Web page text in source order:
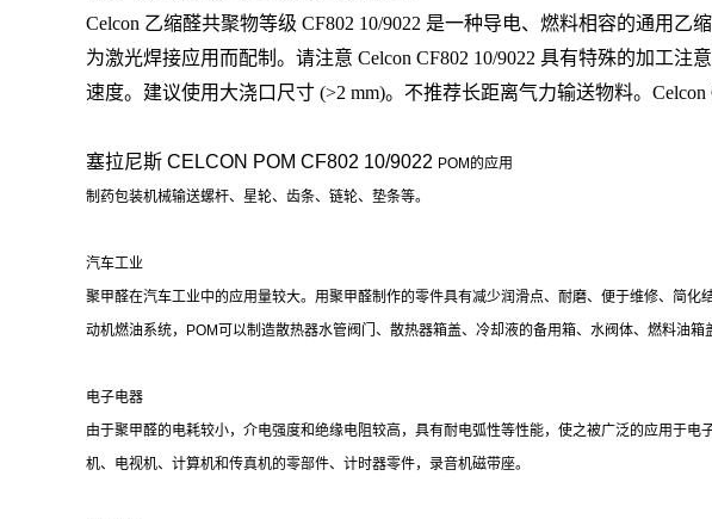
Celcon 乙缩醛共聚物等级 CF802 10/9022 是一种导电、燃料相容的通用乙
为激光焊接应用而配制。请注意 Celcon CF802 10/9022 具有特殊的加工
速度。建议使用大浇口尺寸 (>2 mm)。不推荐长距离气力输送物料。Celcon
塞拉尼斯 CELCON POM CF802 10/9022 POM的应用
制药包装机械输送螺杆、星轮、齿条、链轮、垫条等。
汽车工业
聚甲醛在汽车工业中的应用量较大。用聚甲醛制作的零件具有减少润滑点、耐磨、便于维修、简
动机燃油系统，POM可以制造散热器水管阀门、散热器箱盖、冷却液的备用箱、水阀体、燃料油箱
电子电器
由于聚甲醛的电耗较小，介电强度和绝缘电阻较高，具有耐电弧性等性能，使之被广泛的应用于
机、电视机、计算机和传真机的零部件、计时器零件，录音机磁带座。